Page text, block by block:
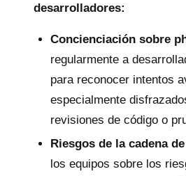
desarrolladores:
Concienciación sobre
regularmente a
para reconocer intentos
especialmente
revisiones de código o
Riesgos de la cadena
los equipos sobre los